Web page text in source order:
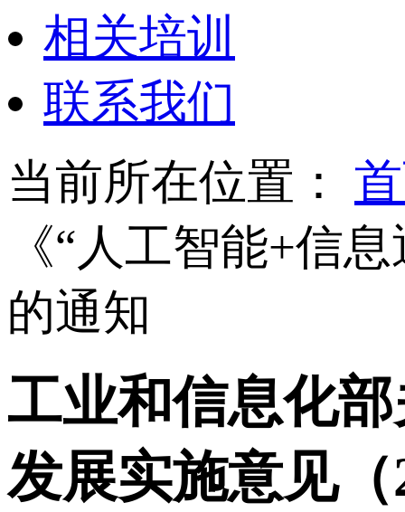
相关培训
联系我们
当前所在位置：
《“人工智能+信
的通知
工业和信息化
发展实施意见